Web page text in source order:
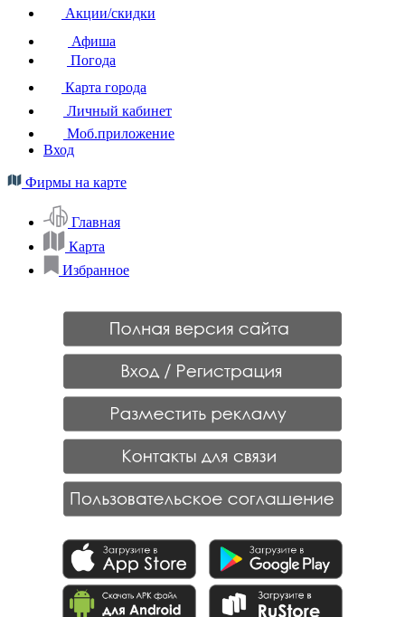
Акции/скидки
Афиша
Погода
Карта города
Личный кабинет
Моб.приложение
Вход
Фирмы на карте
Главная
Карта
Избранное